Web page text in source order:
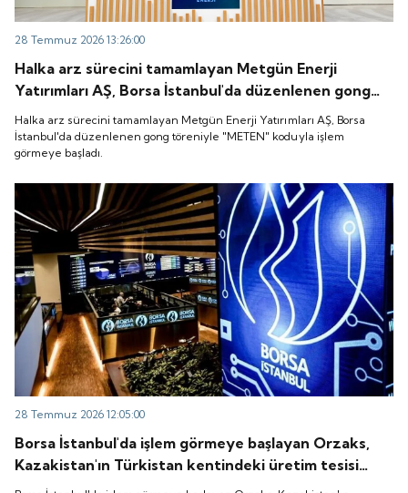
28 Temmuz 2026 13:26:00
Halka arz sürecini tamamlayan Metgün Enerji
Yatırımları AŞ, Borsa İstanbul'da düzenlenen gong
töreniyle "METEN" koduyla işlem görmeye başladı.
Halka arz sürecini tamamlayan Metgün Enerji Yatırımları AŞ, Borsa
İstanbul'da düzenlenen gong töreniyle "METEN" koduyla işlem
görmeye başladı.
28 Temmuz 2026 12:05:00
Borsa İstanbul'da işlem görmeye başlayan Orzaks,
Kazakistan'ın Türkistan kentindeki üretim tesisi
yatırımının temelini attığını bildirdi.